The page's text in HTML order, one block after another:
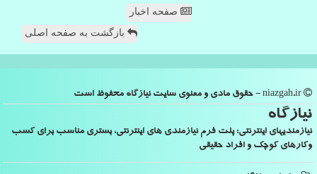
صفحه اخبار
بازگشت به صفحه اصلی
نیازگاه
نیازمندیهای اینترنتی: پلت فرم نیازمندی های اینترنتی، بستری مناسب برای کسب
وکارهای کوچک و افراد حقیقی